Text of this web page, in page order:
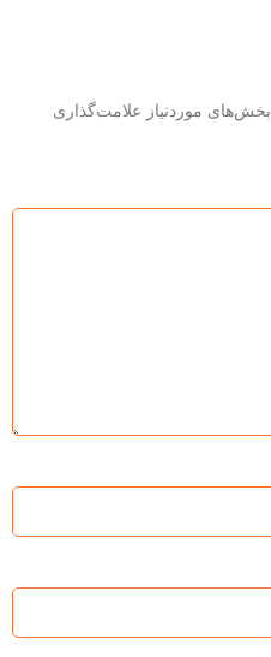
بخش‌های موردنیاز علامت‌گذاری